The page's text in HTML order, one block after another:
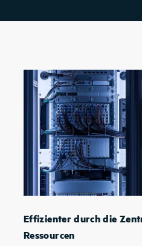
Effizienter durch die
Ressourcen